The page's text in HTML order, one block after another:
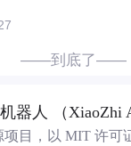
——到底了——
器人 （XiaoZhi
目，以 MIT 许可